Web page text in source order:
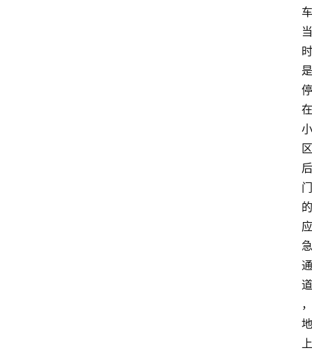
车
当
时
是
停
在
小
区
后
门
的
应
急
通
道
，
地
上